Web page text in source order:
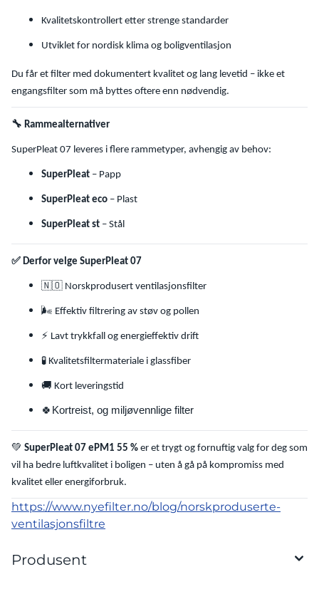
Kvalitetskontrollert etter strenge standarder
Utviklet for nordisk klima og boligventilasjon
Du får et filter med dokumentert kvalitet og lang levetid – ikke et
engangsfilter som må byttes oftere enn nødvendig.
🔧 Rammealternativer
SuperPleat 07 leveres i flere rammetyper, avhengig av behov:
SuperPleat – Papp
SuperPleat eco – Plast
SuperPleat st – Stål
✅ Derfor velge SuperPleat 07
🇳🇴 Norskprodusert ventilasjonsfilter
🌬 Effektiv filtrering av støv og pollen
⚡ Lavt trykkfall og energieffektiv drift
🧪 Kvalitetsfiltermateriale i glassfiber
🚚 Kort leveringstid
🍀Kortreist, og miljøvennlige filter
💚 SuperPleat 07 ePM1 55 % er et trygt og fornuftig valg for deg som
vil ha bedre luftkvalitet i boligen – uten å gå på kompromiss med
kvalitet eller energiforbruk.
https://www.nyefilter.no/blog/norskproduserte-
ventilasjonsfiltre
Produsent